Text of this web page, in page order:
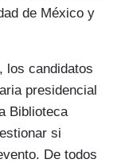
de México y
los candidatos
presidencial
Biblioteca
si
De todos